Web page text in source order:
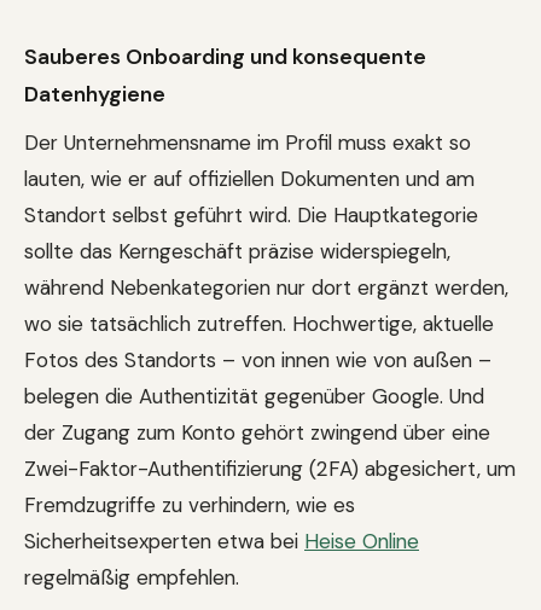
Sauberes Onboarding und konsequente
Datenhygiene
Der Unternehmensname im Profil muss exakt so
lauten, wie er auf offiziellen Dokumenten und am
Standort selbst geführt wird. Die Hauptkategorie
sollte das Kerngeschäft präzise widerspiegeln,
während Nebenkategorien nur dort ergänzt werden,
wo sie tatsächlich zutreffen. Hochwertige, aktuelle
Fotos des Standorts – von innen wie von außen –
belegen die Authentizität gegenüber Google. Und
der Zugang zum Konto gehört zwingend über eine
Zwei-Faktor-Authentifizierung (2FA) abgesichert, um
Fremdzugriffe zu verhindern, wie es
Sicherheitsexperten etwa bei Heise Online
regelmäßig empfehlen.